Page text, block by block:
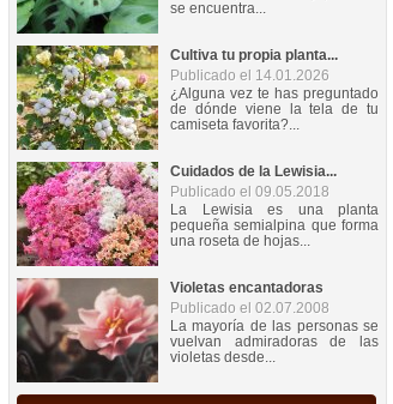
se encuentra...
Cultiva tu propia planta...
Publicado el 14.01.2026
¿Alguna vez te has preguntado
de dónde viene la tela de tu
camiseta favorita?...
Cuidados de la Lewisia...
Publicado el 09.05.2018
La Lewisia es una planta
pequeña semialpina que forma
una roseta de hojas...
Violetas encantadoras
Publicado el 02.07.2008
La mayoría de las personas se
vuelvan admiradoras de las
violetas desde...